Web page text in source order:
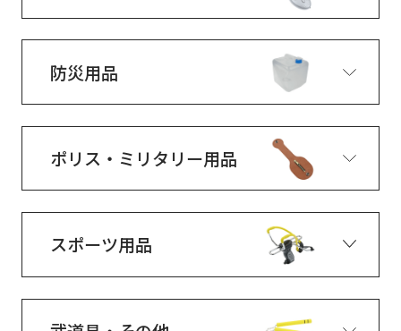
防災用品
ポリス・ミリタリー用品
スポーツ用品